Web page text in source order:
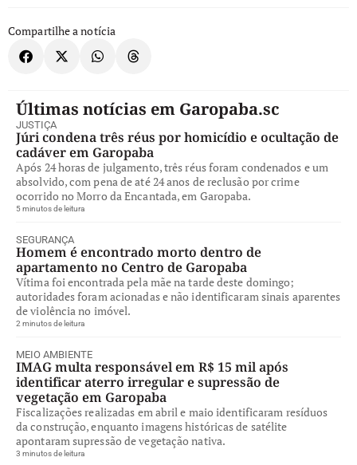
Compartilhe a notícia
Últimas notícias em Garopaba.sc
JUSTIÇA
Júri condena três réus por homicídio e ocultação de
cadáver em Garopaba
Após 24 horas de julgamento, três réus foram condenados e um
absolvido, com pena de até 24 anos de reclusão por crime
ocorrido no Morro da Encantada, em Garopaba.
5 minutos de leitura
SEGURANÇA
Homem é encontrado morto dentro de
apartamento no Centro de Garopaba
Vítima foi encontrada pela mãe na tarde deste domingo;
autoridades foram acionadas e não identificaram sinais aparentes
de violência no imóvel.
2 minutos de leitura
MEIO AMBIENTE
IMAG multa responsável em R$ 15 mil após
identificar aterro irregular e supressão de
vegetação em Garopaba
Fiscalizações realizadas em abril e maio identificaram resíduos
da construção, enquanto imagens históricas de satélite
apontaram supressão de vegetação nativa.
3 minutos de leitura